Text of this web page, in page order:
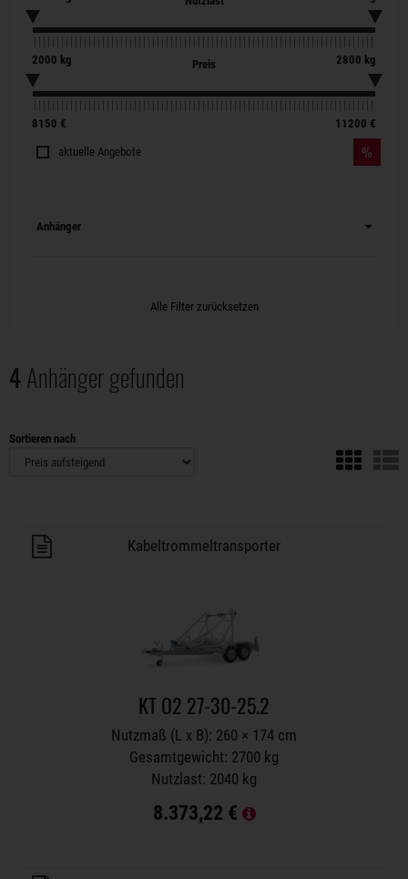
2000 kg 2800 kg
Preis
8150 € 11200 €
aktuelle Angebote
Anhänger
Alle Filter zurücksetzen
4Anhänger gefunden
Sortieren nach
Anhänger auf Merkzettel
Kabeltrommeltransporter
KT O2 27-30-25.2
Nutzmaß (L x B): 260 × 174 cm
Gesamtgewicht: 2700 kg
Nutzlast: 2040 kg
8.373,22 €